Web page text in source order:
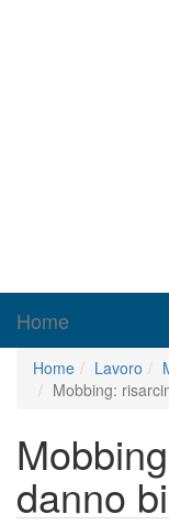
Home
Home Lavoro
Mobbing:
danno